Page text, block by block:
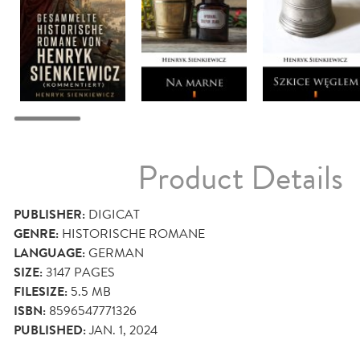
Product Details
PUBLISHER: DIGICAT
GENRE: HISTORISCHE ROMANE
LANGUAGE:GERMAN
SIZE:3147 PAGES
FILESIZE: 5.5 MB
ISBN: 8596547771326
PUBLISHED:JAN. 1, 2024